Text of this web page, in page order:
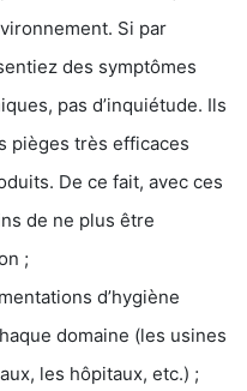
Si par
des symptômes
pas d’inquiétude. Ils
pièges très efficaces
De ce fait, avec ces
de ne plus être
;
d’hygiène
domaine (les usines
les hôpitaux, etc.) ;